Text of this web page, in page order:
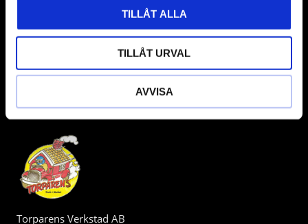
TILLÅT ALLA
TILLÅT URVAL
AVVISA
BUTIK
Torparens Verkstad AB